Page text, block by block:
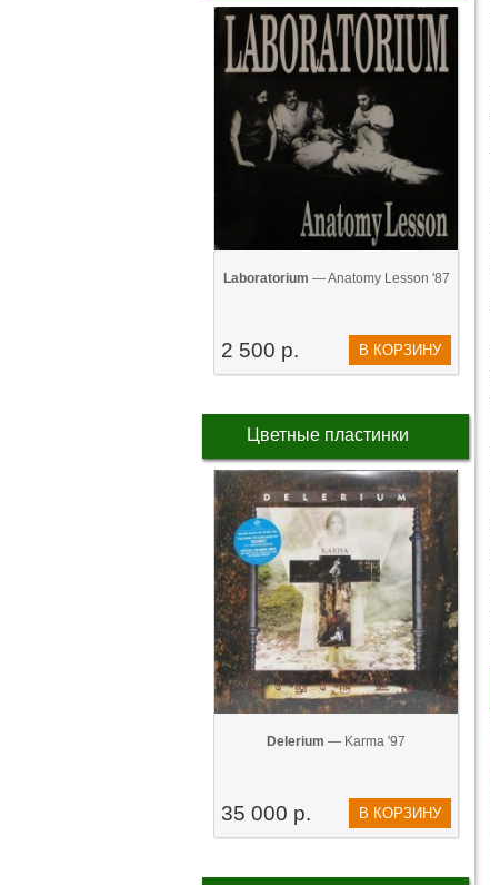
Laboratorium — Anatomy Lesson '87
2 500 р. В КОРЗИНУ
Цветные пластинки
Delerium — Karma '97
35 000 р. В КОРЗИНУ